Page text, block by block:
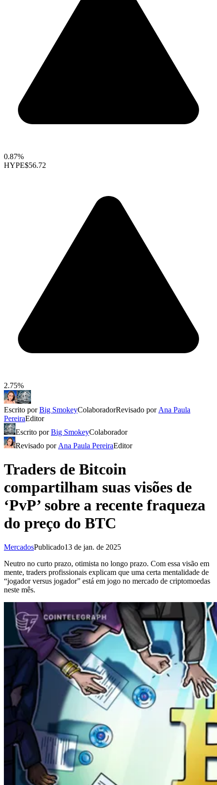
0.87%
HYPE$56.72
2.75%
Escrito porBig SmokeyColaboradorRevisado por Ana Paula
PereiraEditor
Escrito porBig SmokeyColaborador
Revisado por Ana Paula PereiraEditor
Traders de Bitcoin
compartilham suas visões de
‘PvP’ sobre a recente fraqueza
do preço do BTC
MercadosPublicado13 de jan. de 2025
Neutro no curto prazo, otimista no longo prazo. Com essa visão em
mente, traders profissionais explicam que uma certa mentalidade de
“jogador versus jogador” está em jogo no mercado de criptomoedas
neste mês.